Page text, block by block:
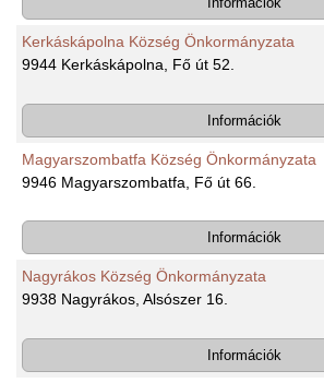
Kerkáskápolna Község Önkormányzata
9944 Kerkáskápolna, Fő út 52.
Információk
Magyarszombatfa Község Önkormányzata
9946 Magyarszombatfa, Fő út 66.
Információk
Nagyrákos Község Önkormányzata
9938 Nagyrákos, Alsószer 16.
Információk